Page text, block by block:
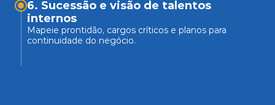
6. Sucessão e visão de talentos
internos
Mapeie prontidão, cargos críticos e planos para
continuidade do negócio.